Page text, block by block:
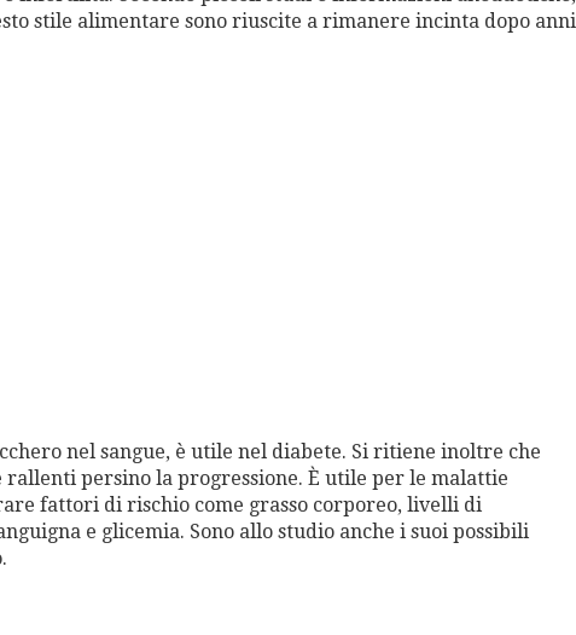
stile alimentare sono riuscite a rimanere incinta dopo anni
nel sangue, è utile nel diabete. Si ritiene inoltre che
persino la progressione. È utile per le malattie
fattori di rischio come grasso corporeo, livelli di
e glicemia. Sono allo studio anche i suoi possibili